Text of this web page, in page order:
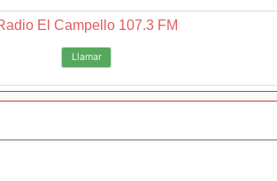
El Campello 107.3 FM
Llamar